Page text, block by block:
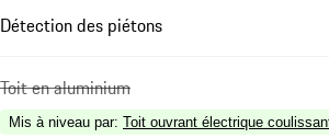
Détection des piétons
Toit en aluminium
Mis à niveau par: Toit ouvrant électrique